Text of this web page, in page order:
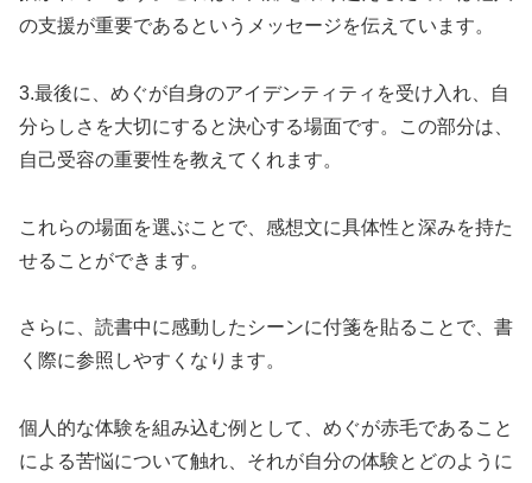
の支援が重要であるというメッセージを伝えています。
3.最後に、めぐが自身のアイデンティティを受け入れ、自
分らしさを大切にすると決心する場面です。この部分は、
自己受容の重要性を教えてくれます。
これらの場面を選ぶことで、感想文に具体性と深みを持た
せることができます。
さらに、読書中に感動したシーンに付箋を貼ることで、書
く際に参照しやすくなります。
個人的な体験を組み込む例として、めぐが赤毛であること
による苦悩について触れ、それが自分の体験とどのように